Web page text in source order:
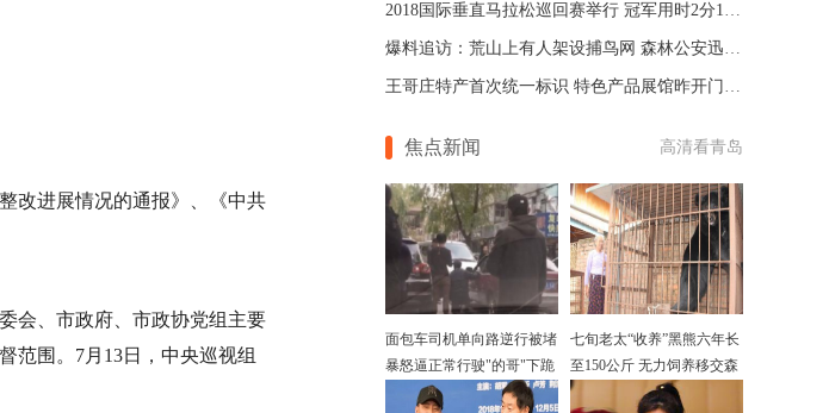
改进展情况的通报》、《中共
会、市政府、市政协党组主要
范围。7月13日，中央巡视组
2018国际垂直马拉松巡回赛举行 冠军用时2分15秒
爆料追访：荒山上有人架设捕鸟网 森林公安迅速出击拆除
王哥庄特产首次统一标识 特色产品展馆昨开门迎客
焦点新闻 高清看青岛
面包车司机单向路逆行被堵
暴怒逼正常行驶"的哥"下跪
七旬老太“收养”黑熊六年长
至150公斤 无力饲养移交森
警